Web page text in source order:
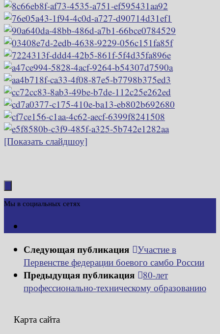
[Показать слайдшоу]
Мы в социальных сетях
Следующая публикация
Участие в
Первенстве федерации боевого самбо России
Предыдущая публикация
80-лет
профессионально-техническому образованию
Карта сайта